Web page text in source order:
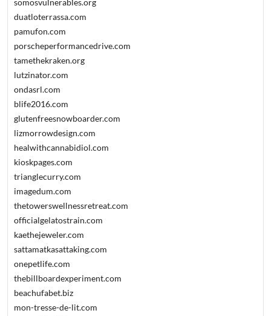
somosvulnerables.org
duatloterrassa.com
pamufon.com
porscheperformancedrive.com
tamethekraken.org
lutzinator.com
ondasrl.com
blife2016.com
glutenfreesnowboarder.com
lizmorrowdesign.com
healwithcannabidiol.com
kioskpages.com
trianglecurry.com
imagedum.com
thetowerswellnessretreat.com
officialgelatostrain.com
kaethejeweler.com
sattamatkasattaking.com
onepetlife.com
thebillboardexperiment.com
beachufabet.biz
mon-tresse-de-lit.com